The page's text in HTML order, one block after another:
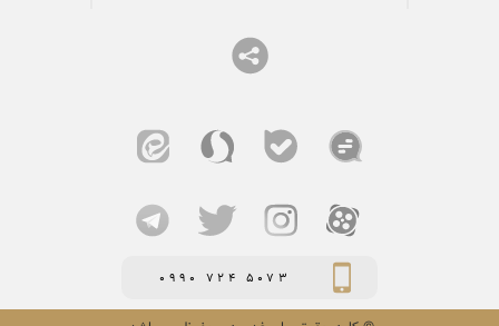
0990 724 5073